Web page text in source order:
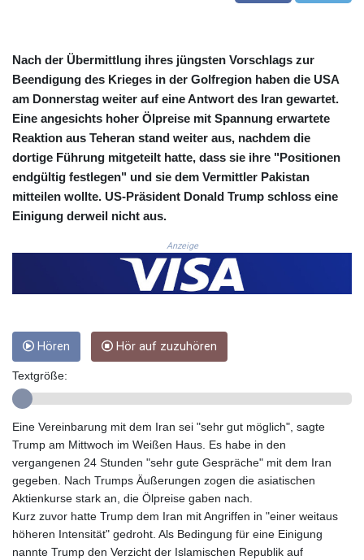
CUP 30.568357
CVE 110.333668
CZK 24.263276
DJF 205.391597
DKK 7.475497
DOP 67.329861
DZD 153.461287
EGP 57.417408
FJD 2.553842
FKP 0.857346
GBP 0.857708
GHS 13.535365
GIP 0.857346
GNF
10130.304785
GTQ 8.80021
GYD 241.302858
HKD 9.049284
HNL 30.914302
HRK 7.536546
HTG 150.809283
HUF 364.573259
IDR
Nach der Übermittlung ihres jüngsten Vorschlags zur
Beendigung des Krieges in der Golfregion haben die USA
am Donnerstag weiter auf eine Antwort des Iran gewartet.
Eine angesichts hoher Ölpreise mit Spannung erwartete
Reaktion aus Teheran stand weiter aus, nachdem die
dortige Führung mitgeteilt hatte, dass sie ihre "Positionen
endgültig festlegen" und sie dem Vermittler Pakistan
mitteilen wollte. US-Präsident Donald Trump schloss eine
Einigung derweil nicht aus.
Anzeige
Hören Hör auf zuzuhören
Textgröße:
Eine Vereinbarung mit dem Iran sei "sehr gut möglich", sagte
Trump am Mittwoch im Weißen Haus. Es habe in den
vergangenen 24 Stunden "sehr gute Gespräche" mit dem Iran
gegeben. Nach Trumps Äußerungen zogen die asiatischen
Aktienkurse stark an, die Ölpreise gaben nach.
Kurz zuvor hatte Trump dem Iran mit Angriffen in "einer weitaus
höheren Intensität" gedroht. Als Bedingung für eine Einigung
nannte Trump den Verzicht der Islamischen Republik auf